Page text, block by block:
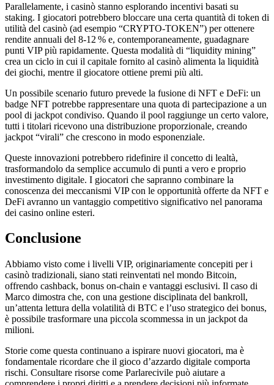
Parallelamente, i casinò stanno esplorando incentivi basati su
staking. I giocatori potrebbero bloccare una certa quantità di token di
utilità del casinò (ad esempio “CRYPTO‑TOKEN”) per ottenere
rendite annuali del 8‑12 % e, contemporaneamente, guadagnare
punti VIP più rapidamente. Questa modalità di “liquidity mining”
crea un ciclo in cui il capitale fornito al casinò alimenta la liquidità
dei giochi, mentre il giocatore ottiene premi più alti.
Un possibile scenario futuro prevede la fusione di NFT e DeFi: un
badge NFT potrebbe rappresentare una quota di partecipazione a un
pool di jackpot condiviso. Quando il pool raggiunge un certo valore,
tutti i titolari ricevono una distribuzione proporzionale, creando
jackpot “virali” che crescono in modo esponenziale.
Queste innovazioni potrebbero ridefinire il concetto di lealtà,
trasformandolo da semplice accumulo di punti a vero e proprio
investimento digitale. I giocatori che sapranno combinare la
conoscenza dei meccanismi VIP con le opportunità offerte da NFT e
DeFi avranno un vantaggio competitivo significativo nel panorama
dei casino online esteri.
Conclusione
Abbiamo visto come i livelli VIP, originariamente concepiti per i
casinò tradizionali, siano stati reinventati nel mondo Bitcoin,
offrendo cashback, bonus on‑chain e vantaggi esclusivi. Il caso di
Marco dimostra che, con una gestione disciplinata del bankroll,
un’attenta lettura della volatilità di BTC e l’uso strategico dei bonus,
è possibile trasformare una piccola scommessa in un jackpot da
milioni.
Storie come questa continuano a ispirare nuovi giocatori, ma è
fondamentale ricordare che il gioco d’azzardo digitale comporta
rischi. Consultare risorse come Parlarecivile può aiutare a